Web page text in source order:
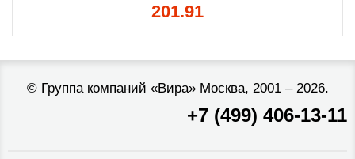
201.91
© Группа компаний «Вира»Москва, 2001 – 2026.
+7 (499) 406-13-11